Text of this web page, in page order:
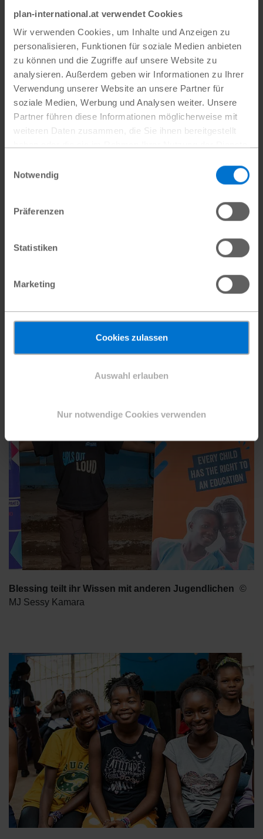
plan-international.at verwendet Cookies
Wir verwenden Cookies, um Inhalte und Anzeigen zu
personalisieren, Funktionen für soziale Medien anbieten
zu können und die Zugriffe auf unsere Website zu
analysieren. Außerdem geben wir Informationen zu Ihrer
Verwendung unserer Website an unsere Partner für
soziale Medien, Werbung und Analysen weiter. Unsere
Partner führen diese Informationen möglicherweise mit
weiteren Daten zusammen, die Sie ihnen bereitgestellt
Datenschutz
Notwendig
Präferenzen
Statistiken
Marketing
Cookies zulassen
Auswahl erlauben
Nur notwendige Cookies verwenden
Bei den letzten Wahlen in Sierra Leone im Juni
2023 ist die Zahl der Frauen, die vom
Präsidenten in die Parlamente gewählt wurden,
von 17 auf 41 gestiegen. Blessing ist fest
davon überzeugt, dass das Gesetz mehr
Kandidatinnen ermutigt hat, ihre politischen
jetzt den sicheren Raum für Frauen
Führungspositionen zu engagieren“, freut sich
Blessing teilt ihr Wissen mit anderen Jugendlichen
MJ Sessy Kamara